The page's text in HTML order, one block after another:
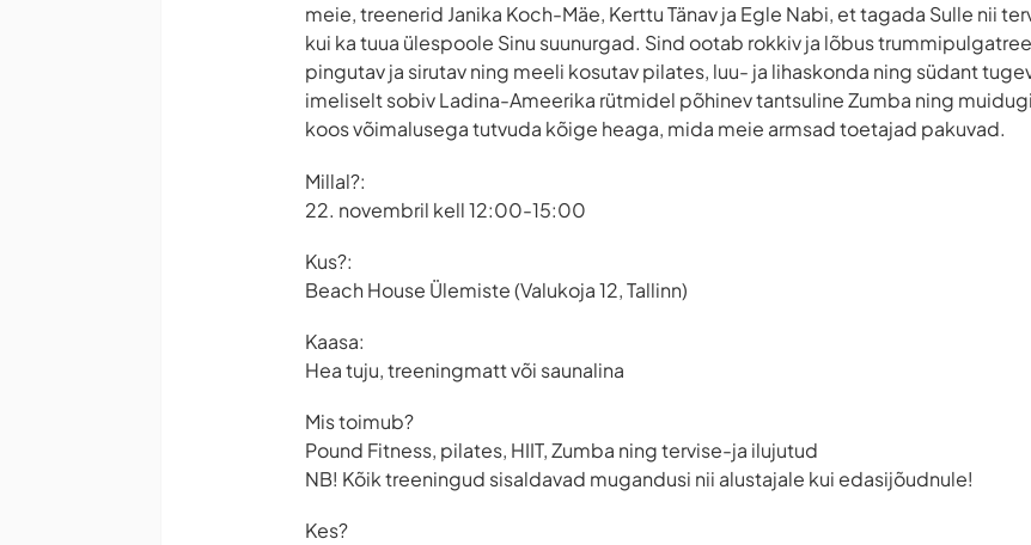
meie, treenerid Janika Koch-Mäe, Kerttu Tänav ja Egle Nabi, et tagada Sulle nii
kui ka tuua ülespoole Sinu suunurgad. Sind ootab rokkiv ja lõbus
pingutav ja sirutav ning meeli kosutav pilates, luu- ja lihaskonda ning südant
imeliselt sobiv Ladina-Ameerika rütmidel põhinev tantsuline Zumba ning
koos võimalusega tutvuda kõige heaga, mida meie armsad toetajad pakuvad.
Millal?:
22. novembril kell 12:00-15:00
Kus?:
Beach House Ülemiste (Valukoja 12, Tallinn)
Kaasa:
Hea tuju, treeningmatt või saunalina
Mis toimub?
Pound Fitness, pilates, HIIT, Zumba ning tervise-ja ilujutud
NB! Kõik treeningud sisaldavad mugandusi nii alustajale kui edasijõudnule!
Kes?